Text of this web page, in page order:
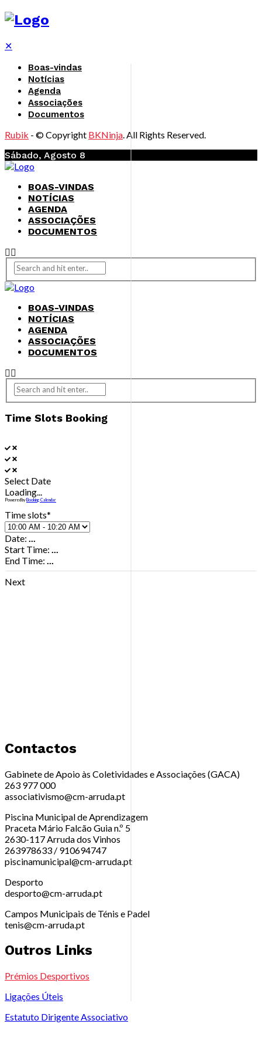
✕
Boas-vindas
Notícias
Agenda
Associações
Documentos
Rubik - © Copyright BKNinja. All Rights Reserved.
Sábado, Agosto 8
BOAS-VINDAS
NOTÍCIAS
AGENDA
ASSOCIAÇÕES
DOCUMENTOS
BOAS-VINDAS
NOTÍCIAS
AGENDA
ASSOCIAÇÕES
DOCUMENTOS
Time Slots Booking
Select Date
Loading...
Powered by Booking Calendar
Time slots*
Date: ...
Start Time: ...
End Time: ...
Next
Contactos
Gabinete de Apoio às Coletividades e Associações (GACA)
263 977 000
associativismo@cm-arruda.pt
Piscina Municipal de Aprendizagem
Praceta Mário Falcão Guia n.º 5
2630-117 Arruda dos Vinhos
263978633 / 910694747
piscinamunicipal@cm-arruda.pt
Desporto
desporto@cm-arruda.pt
Campos Municipais de Ténis e Padel
tenis@cm-arruda.pt
Outros Links
Prémios Desportivos
Ligações Úteis
Estatuto Dirigente Associativo